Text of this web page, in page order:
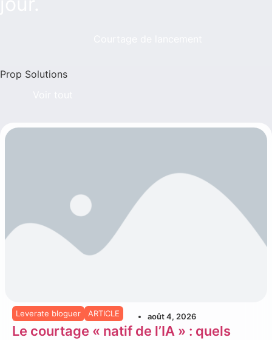
Prop Solutions
Leverate bloguer ARTICLE août 4, 2026
Le courtage « natif de l’IA » : quels